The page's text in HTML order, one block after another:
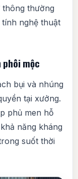
thông thường
nghệ thuật
phôi mộc
bụi và nhúng
tại xưởng.
phủ men hỗ
năng kháng
suốt thời